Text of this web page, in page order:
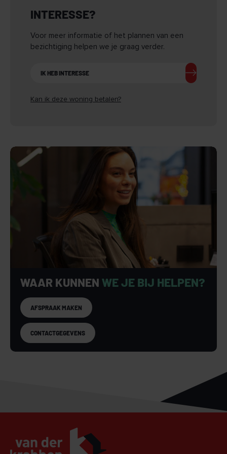
INTERESSE?
Voor meer informatie of het plannen van een
bezichtiging helpen we je graag verder.
IK HEB INTERESSE
Kan ik deze woning betalen?
WAAR KUNNEN WE JE BIJ HELPEN?
AFSPRAAK MAKEN
CONTACTGEGEVENS